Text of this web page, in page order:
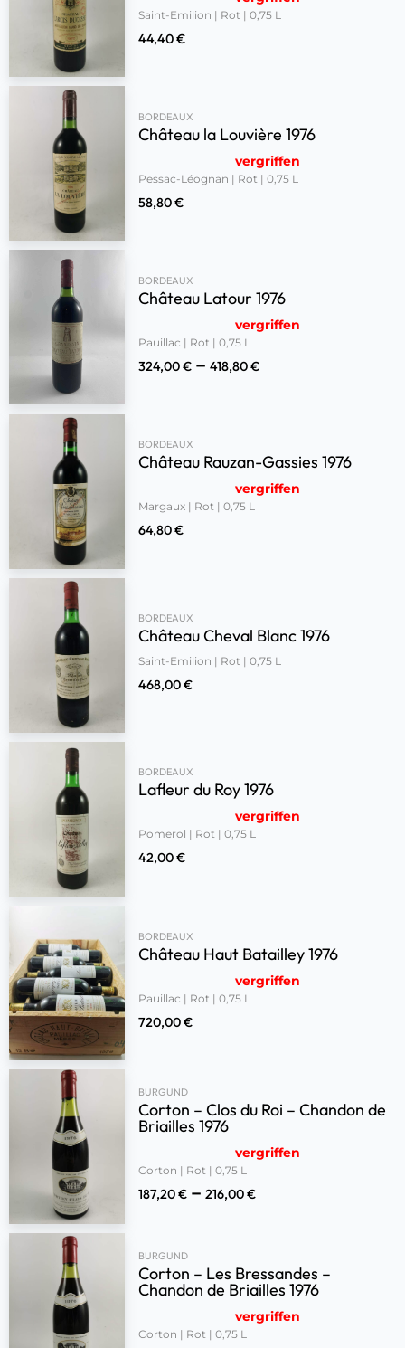
Saint-Emilion | Rot | 0,75 L
44,40€
BORDEAUX
Château la Louvière 1976
vergriffen
Pessac-Léognan | Rot | 0,75 L
58,80€
BORDEAUX
Château Latour 1976
vergriffen
Pauillac | Rot | 0,75 L
324,00€ –418,80€
BORDEAUX
Château Rauzan-Gassies 1976
vergriffen
Margaux | Rot | 0,75 L
64,80€
BORDEAUX
Château Cheval Blanc 1976
Saint-Emilion | Rot | 0,75 L
468,00€
BORDEAUX
Lafleur du Roy 1976
vergriffen
Pomerol | Rot | 0,75 L
42,00€
BORDEAUX
Château Haut Batailley 1976
vergriffen
Pauillac | Rot | 0,75 L
720,00€
BURGUND
Corton – Clos du Roi – Chandon de
Briailles 1976
vergriffen
Corton | Rot | 0,75 L
187,20€ –216,00€
BURGUND
Corton – Les Bressandes –
Chandon de Briailles 1976
vergriffen
Corton | Rot | 0,75 L